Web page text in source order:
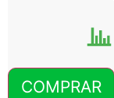
COMPRAR